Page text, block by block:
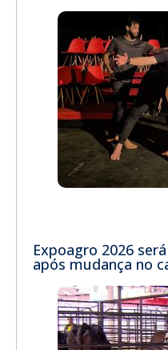
Expoagro 2026
após mudança no